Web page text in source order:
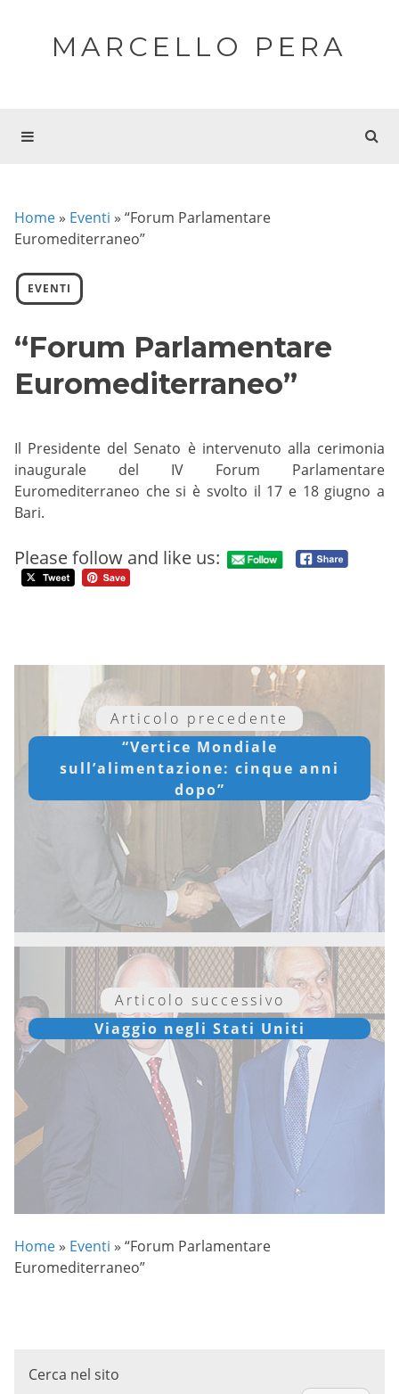
MARCELLO PERA
Home » Eventi » “Forum Parlamentare
Euromediterraneo”
EVENTI
“Forum Parlamentare
Euromediterraneo”
Il Presidente del Senato è intervenuto alla cerimonia
inaugurale del IV Forum Parlamentare
Euromediterraneo che si è svolto il 17 e 18 giugno a
Bari.
Please follow and like us:
Articolo precedente
“Vertice Mondiale
sull’alimentazione: cinque anni
dopo”
Articolo successivo
Viaggio negli Stati Uniti
Home » Eventi » “Forum Parlamentare
Euromediterraneo”
Cerca nel sito